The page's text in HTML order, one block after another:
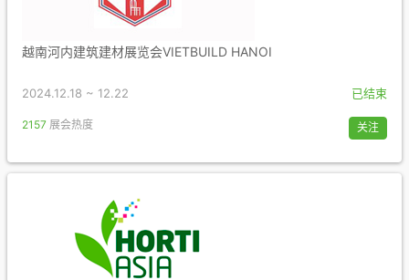
越南河内建筑建材展览会VIETBUILD HANOI
2024.12.18 ~ 12.22 已结束
2157 展会热度 关注